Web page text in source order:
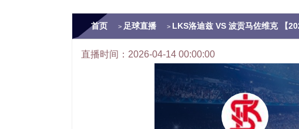
首页 > 足球直播 > LKS洛迪兹 VS 波贡马佐维克 【
直播时间：2026-04-14 00:00:00